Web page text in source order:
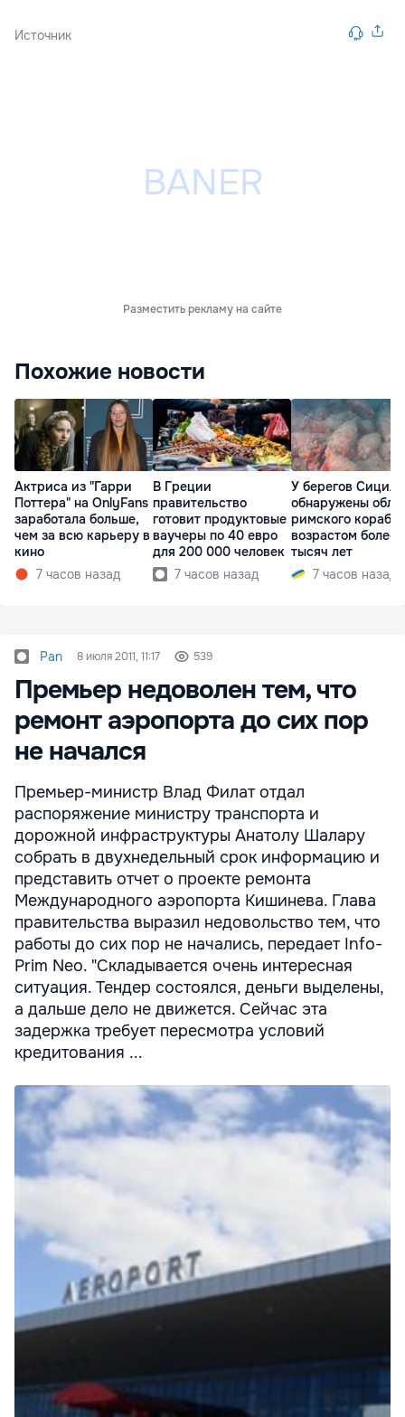
Источник
Разместить рекламу на сайте
Похожие новости
Актриса из "Гарри
Поттера" на OnlyFans
заработала больше,
чем за всю карьеру в
кино
7 часов назад
В Греции
правительство
готовит продуктовые
ваучеры по 40 евро
для 200 000 человек
7 часов назад
У берегов
обнаружены
римского корабля
возрастом более
тысяч лет
7 часов назад
Pan 8 июля 2011, 11:17 539
Премьер недоволен тем, что
ремонт аэропорта до сих пор
не начался
Премьер-министр Влад Филат отдал
распоряжение министру транспорта и
дорожной инфраструктуры Анатолу Шалару
собрать в двухнедельный срок информацию и
представить отчет о проекте ремонта
Международного аэропорта Кишинева. Глава
правительства выразил недовольство тем, что
работы до сих пор не начались, передает Info-
Prim Neo. "Складывается очень интересная
ситуация. Тендер состоялся, деньги выделены,
а дальше дело не движется. Сейчас эта
задержка требует пересмотра условий
кредитования ...